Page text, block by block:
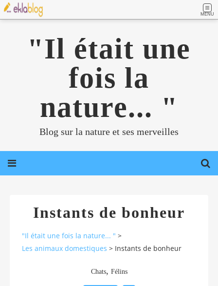
MENU
"Il était une
fois la
nature... "
Blog sur la nature et ses merveilles
Instants de bonheur
"Il était une fois la nature... " >
Les animaux domestiques > Instants de bonheur
Chats, Félins